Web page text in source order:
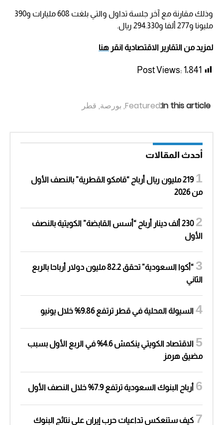
وذلك مقارنة مع آخر جلسة تداول والتي بلغت 608 مليارات و390
مليونا و277 ألفا و294.330 ريال.
لمزيد من التقارير الاقتصادية انقر هنا
Post Views: 1٬841
In this article:
Featured
, بورصة, قطر
أحدث المقالات
219 مليون ريال أرباح “قامكو القطرية” بالنصف الأول
من 2026
230 ألف دينار أرباح “أسس القابضة” الكويتية بالنصف
الأول
“أكوا السعودية” تحقق 82.2 مليون دولار أرباحا بالربع
الثاني
السيولة المحلية في قطر ترتفع 9.86% خلال يونيو
الاقتصاد الكويتي ينكمش 4.6% في الربع الأول بسبب
مضيق هرمز
أرباح البنوك السعودية ترتفع 7.9% خلال النصف الأول
كيف ستنعكس تداعيات حرب إيران على نتائج البنوك